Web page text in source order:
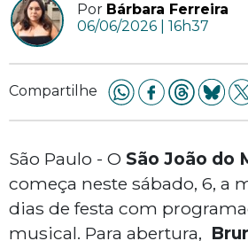
Por Bárbara Ferreira
06/06/2026 | 16h37
Compartilhe
São Paulo - O São João do
começa neste sábado, 6, a
dias de festa com
musical. Para abertura,